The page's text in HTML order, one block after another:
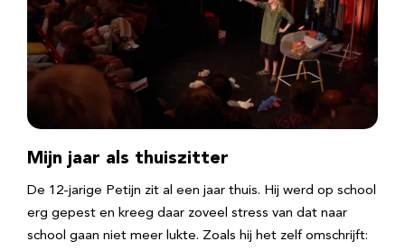
Mijn jaar als thuiszitter
De 12-jarige Petijn zit al een jaar thuis. Hij werd op school
erg gepest en kreeg daar zoveel stress van dat naar
school gaan niet meer lukte. Zoals hij het zelf omschrijft: